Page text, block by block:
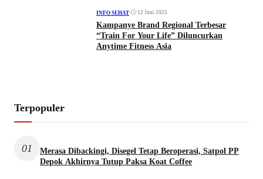
INFO SEHAT• 12 Juni 2025
Kampanye Brand Regional Terbesar
“Train For Your Life” Diluncurkan
Anytime Fitness Asia
Terpopuler
01
Merasa Dibackingi, Disegel Tetap Beroperasi, Satpol PP
Depok Akhirnya Tutup Paksa Koat Coffee